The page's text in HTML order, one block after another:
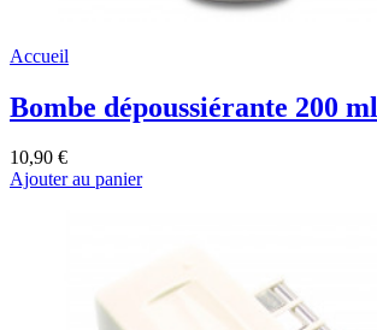
Accueil
Bombe dépoussiérante 200 ml
10,90 €
Ajouter au panier